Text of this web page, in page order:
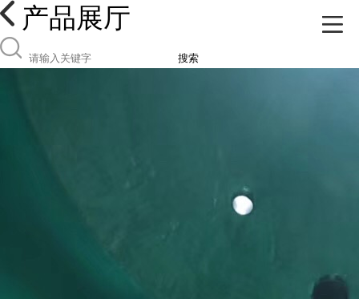
产品展厅
搜索